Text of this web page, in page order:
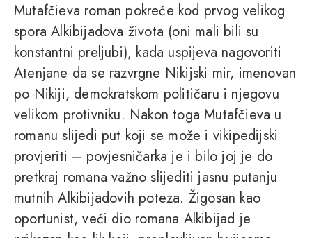
Mutafčieva roman pokreće kod prvog velikog
spora Alkibijadova života (oni mali bili su
konstantni preljubi), kada uspijeva nagovoriti
Atenjane da se razvrgne Nikijski mir, imenovan
po Nikiji, demokratskom političaru i njegovu
velikom protivniku. Nakon toga Mutafčieva u
romanu slijedi put koji se može i vikipedijski
provjeriti – povjesničarka je i bilo joj je do
pretkraj romana važno slijediti jasnu putanju
mutnih Alkibijadovih poteza. Žigosan kao
oportunist, veći dio romana Alkibijad je